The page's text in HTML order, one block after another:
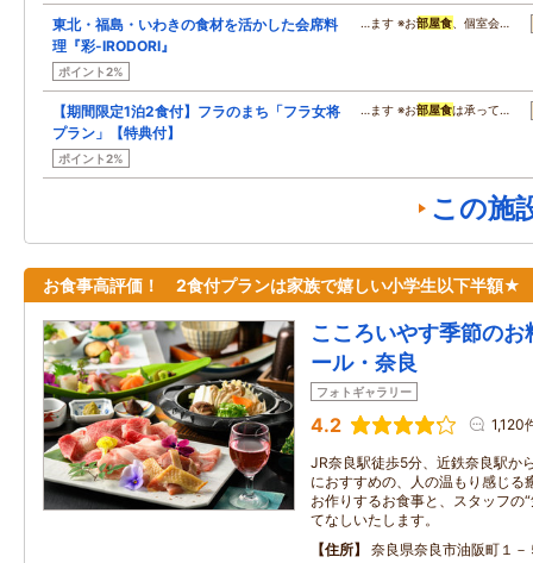
東北・福島・いわきの食材を活かした会席料
理『彩-IRODORI』
ポイント2%
…ます ※お部屋食 、個室会…
【期間限定1泊2食付】フラのまち「フラ女将
プラン」【特典付】
ポイント2%
…ます ※お部屋食は承って…
この施
お食事高評価！ 2食付プランは家族で嬉しい小学生以下半額★
こころいやす季節の
ール・奈良
フォトギャラリー
4.2 1,120
JR奈良駅徒歩5分、近鉄奈良駅か
におすすめの、人の温もり感じる
お作りするお食事と、スタッフの
てなしいたします。
住所
奈良県奈良市油阪町１－